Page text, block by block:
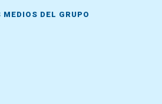
MEDIOS DEL GRUPO